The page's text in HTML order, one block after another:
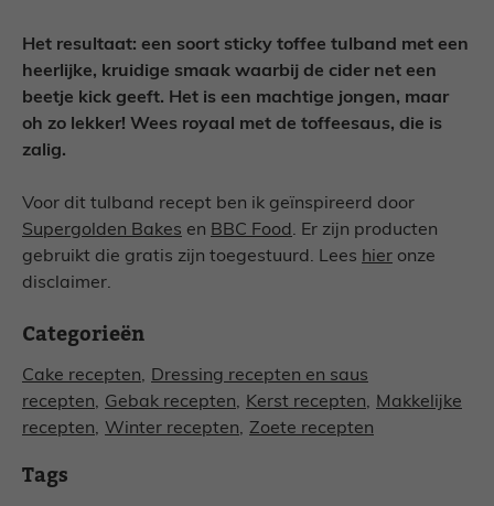
Het resultaat: een soort sticky toffee tulband met een
heerlijke, kruidige smaak waarbij de cider net een
beetje kick geeft. Het is een machtige jongen, maar
oh zo lekker! Wees royaal met de toffeesaus, die is
zalig.
Voor dit tulband recept ben ik geïnspireerd door
Supergolden Bakes en BBC Food . Er zijn producten
gebruikt die gratis zijn toegestuurd. Lees hier onze
disclaimer.
Categorieën
Cake recepten, Dressing recepten en saus
recepten, Gebak recepten, Kerst recepten, Makkelijke
recepten, Winter recepten, Zoete recepten
Tags